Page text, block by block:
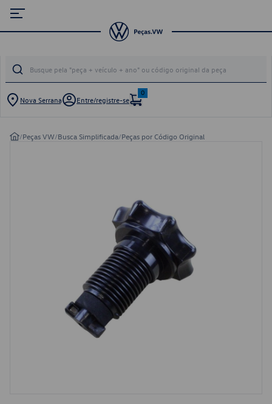
Nova Serrana Entre/registre-se
0
/Peças VW/Busca Simplificada/Peças por Código Original